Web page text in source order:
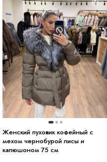
Женский пуховик кофейный с
мехом чернобурой лисы и
капюшоном 75 см